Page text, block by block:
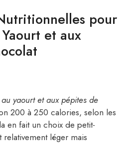
pour
et aux
yaourt et aux pépites de
200 à 250 calories, selon les
en fait un choix de petit-
léger mais